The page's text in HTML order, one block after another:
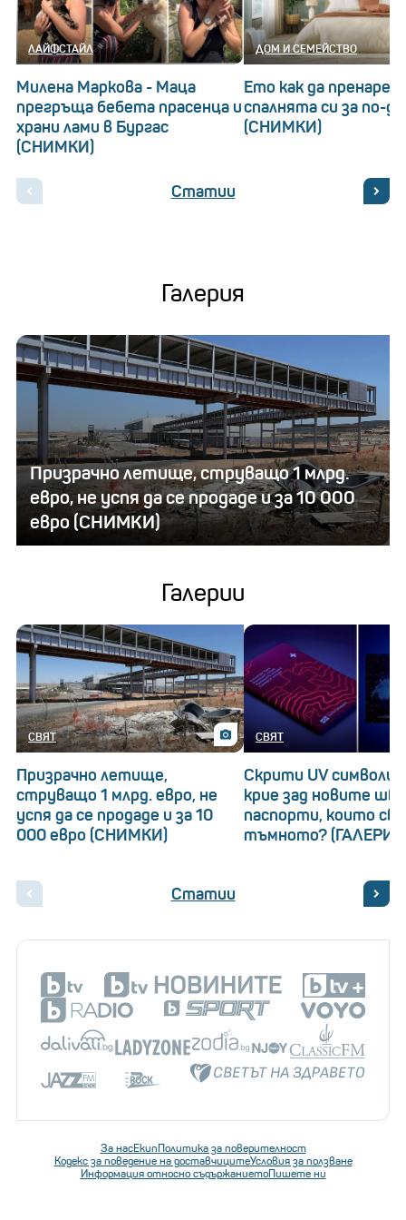
ЛАЙФСТАЙЛ
Милена Маркова - Маца
прегръща бебета прасенца и
храни лами в Бургас
(СНИМКИ)
ДОМ И СЕМЕЙСТВО
Ето как да
спалнята си за по-
(СНИМКИ)
Статии
Галерия
Призрачно летище, струващо 1 млрд.
евро, не успя да се продаде и за 10 000
евро (СНИМКИ)
Галерии
СВЯТ
Призрачно летище,
струващо 1 млрд. евро, не
успя да се продаде и за 10
000 евро (СНИМКИ)
СВЯТ
Скрити UV символи:
крие зад новите
паспорти, които
тъмното?
Статии
За насЕкипПолитика за поверителност
Кодекс за поведение на доставчицитеУсловия за ползване
Информация относно съдържаниетоПишете ни